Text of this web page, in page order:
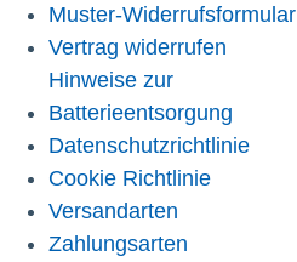
Muster-Widerrufsformular
Vertrag widerrufen
Hinweise zur
Batterieentsorgung
Datenschutzrichtlinie
Cookie Richtlinie
Versandarten
Zahlungsarten